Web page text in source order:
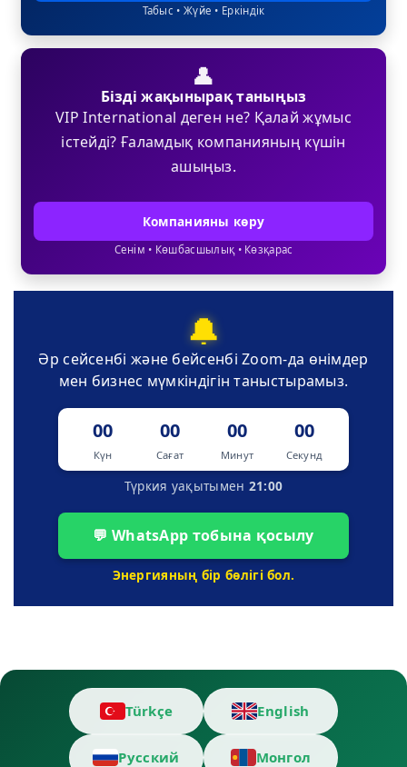
Табыс • Жүйе • Еркіндік
👤
Бізді жақынырақ таныңыз
VIP International деген не? Қалай жұмыс
істейді? Ғаламдық компанияның күшін
ашыңыз.
Компанияны көру
Сенім • Көшбасшылық • Көзқарас
🔔
Әр сейсенбі және бейсенбі Zoom-да өнімдер
мен бизнес мүмкіндігін таныстырамыз.
00
Күн
00
Сағат
00
Минут
00
Секунд
Түркия уақытымен 21:00
💬 WhatsApp тобына қосылу
Энергияның бір бөлігі бол.
Türkçe English
Русский Монгол